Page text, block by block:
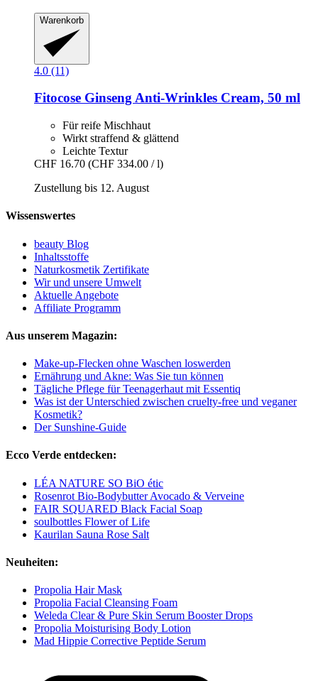
Warenkorb
4.0 (11)
Fitocose Ginseng Anti-​Wrinkles Cream, 50 ml
Für reife Mischhaut
Wirkt straffend & glättend
Leichte Textur
CHF 16.70 (CHF 334.00 / l)
Zustellung bis 12. August
Wissenswertes
beauty Blog
Inhaltsstoffe
Naturkosmetik Zertifikate
Wir und unsere Umwelt
Aktuelle Angebote
Affiliate Programm
Aus unserem Magazin:
Make-up-Flecken ohne Waschen loswerden
Ernährung und Akne: Was Sie tun können
Tägliche Pflege für Teenagerhaut mit Essentiq
Was ist der Unterschied zwischen cruelty-free und veganer
Kosmetik?
Der Sunshine-Guide
Ecco Verde entdecken:
LÉA NATURE SO BiO étic
Rosenrot Bio-Bodybutter Avocado & Verveine
FAIR SQUARED Black Facial Soap
soulbottles Flower of Life
Kaurilan Sauna Rose Salt
Neuheiten:
Propolia Hair Mask
Propolia Facial Cleansing Foam
Weleda Clear & Pure Skin Serum Booster Drops
Propolia Moisturising Body Lotion
Mad Hippie Corrective Peptide Serum